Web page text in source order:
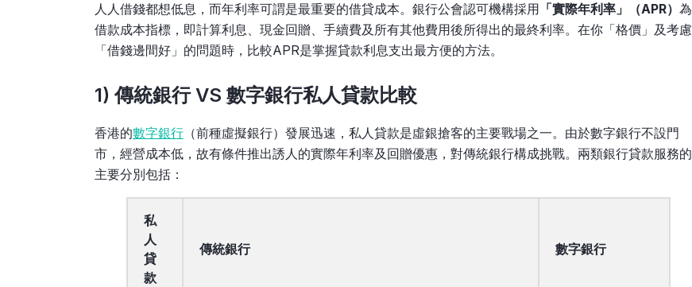
人人借錢都想低息，而年利率可謂是最重要的借貸成本。銀行公會認可機構採用 「實際年利率」（APR） 為
借款成本指標，即計算利息、現金回贈、手續費及所有其他費用後所得出的最終利率。在你「格價」及考慮
「借錢邊間好」的問題時，比較APR是掌握貸款利息支出最方便的方法。
1) 傳統銀行 VS 數字銀行私人貸款比較
香港的數字銀行（前種虛擬銀行）發展迅速，私人貸款是虛銀搶客的主要戰場之一。由於數字銀行不設門
市，經營成本低，故有條件推出誘人的實際年利率及回贈優惠，對傳統銀行構成挑戰。兩類銀行貸款服務的
主要分別包括：
私
人
貸
款
傳統銀行 數字銀行